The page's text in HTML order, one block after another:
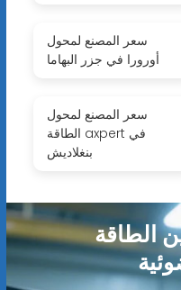
سعر المصنع لمحول
أورورا في جزر البهاما
سعر المصنع لمحول
الطاقة axpert في
بنغلاديش
الطاقة